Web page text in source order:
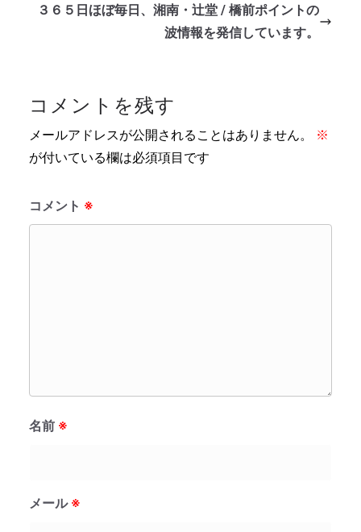
３６５日ほぼ毎日、湘南・辻堂 / 橋前ポイントの
波情報を発信しています。
コメントを残す
メールアドレスが公開されることはありません。
※
が付いている欄は必須項目です
コメント ※
名前 ※
メール ※